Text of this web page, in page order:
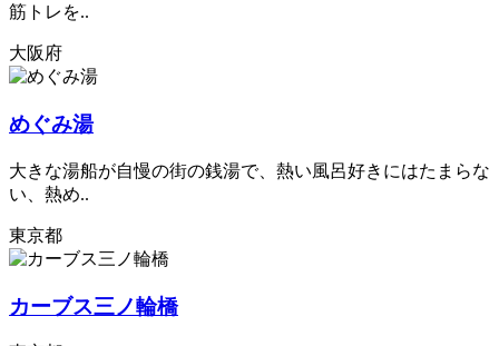
筋トレを..
大阪府
めぐみ湯
大きな湯船が自慢の街の銭湯で、熱い風呂好きにはたまらな
い、熱め..
東京都
カーブス三ノ輪橋